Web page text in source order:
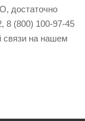
достаточно
8 (800) 100-97-45
связи на нашем